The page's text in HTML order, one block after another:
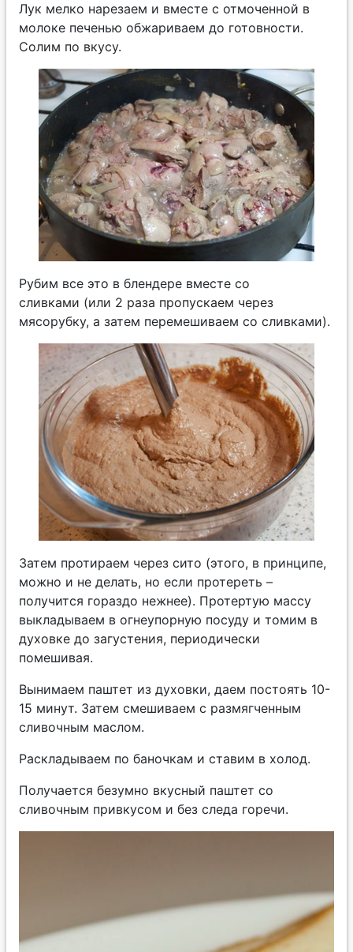
Лук мелко нарезаем и вместе с отмоченной в
молоке печенью обжариваем до готовности.
Солим по вкусу.
Рубим все это в блендере вместе со
сливками (или 2 раза пропускаем через
мясорубку, а затем перемешиваем со сливками).
Затем протираем через сито (этого, в принципе,
можно и не делать, но если протереть –
получится гораздо нежнее). Протертую массу
выкладываем в огнеупорную посуду и томим в
духовке до загустения, периодически
помешивая.
Вынимаем паштет из духовки, даем постоять 10-
15 минут. Затем смешиваем с размягченным
сливочным маслом.
Раскладываем по баночкам и ставим в холод.
Получается безумно вкусный паштет со
сливочным привкусом и без следа горечи.